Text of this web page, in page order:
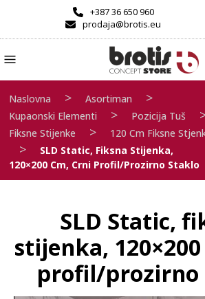
+387 36 650 960
prodaja@brotis.eu
Naslovna > Asortiman >
Kupaonski Elementi > Pozicija Tuš
Fiksne Stijenke > 120 Cm Fiksne
>
SLD Static, Fiksna Stijenka,
120×200 Cm, Crni Profil/prozirno Staklo
SLD Static,
stijenka,
profil/prozirno